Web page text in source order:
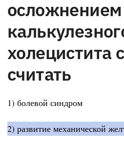
осложнением
холецистита
считать
1) болевой синдром
2) развитие механической